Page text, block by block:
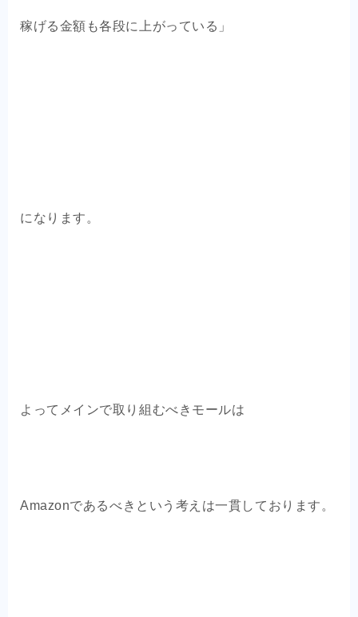
稼げる金額も各段に上がっている」
になります。
よってメインで取り組むべきモールは
Amazonであるべきという考えは一貫しております。